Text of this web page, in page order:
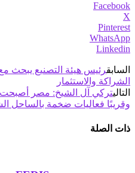
Facebook
X
Pinterest
WhatsApp
Linkedin
السابقرئيس هيئة التصنيع يبحث مع
الشراكة والاستثمار
التاليتركي آل الشيخ: مصر أصبحت
وقريبًا فعاليات ضخمة بالساحل
ذات الصلة